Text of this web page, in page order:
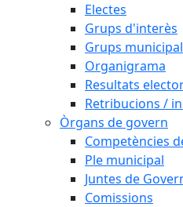
Electes
Grups d'interès
Grups
Organigrama
Resultats
Retribucions /
Òrgans de govern
Competències
Ple municipal
Juntes de
Comissions